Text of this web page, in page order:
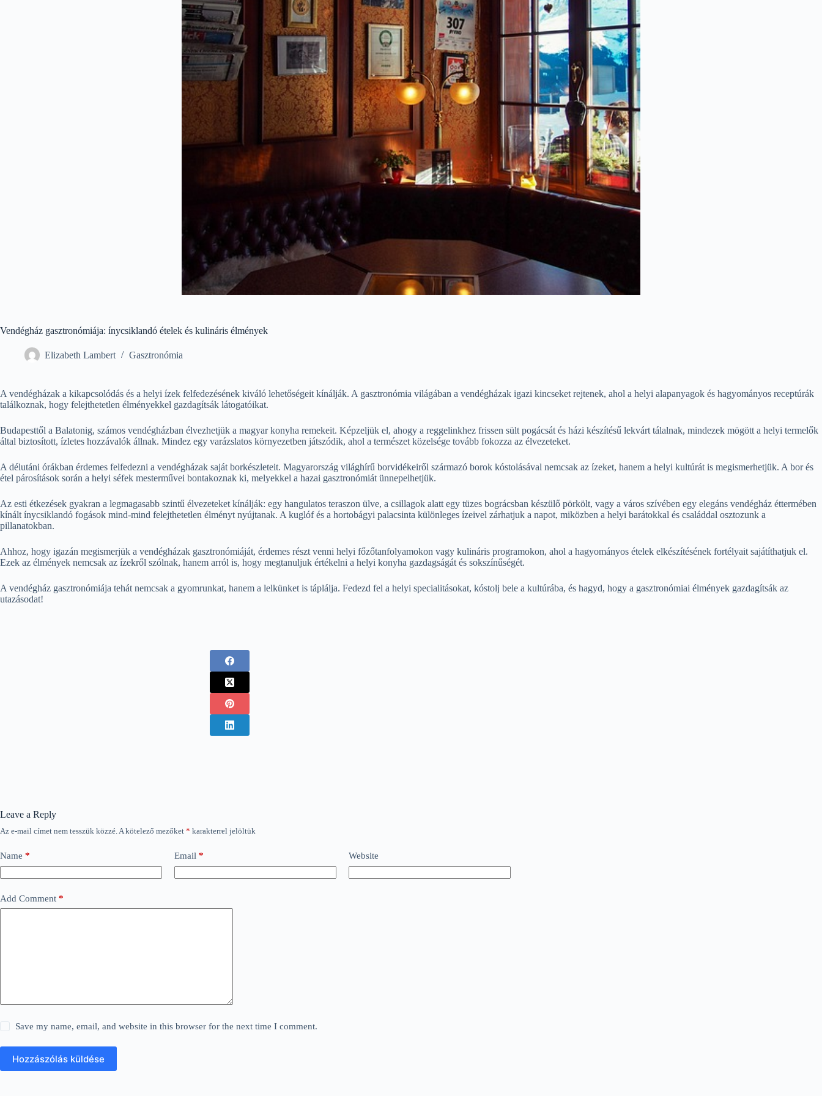
Vendégház gasztronómiája: ínycsiklandó ételek és kulináris élmények
Elizabeth Lambert Gasztronómia
A vendégházak a kikapcsolódás és a helyi ízek felfedezésének kiváló lehetőségeit kínálják. A gasztronómia világában a vendégházak igazi kincseket rejtenek, ahol a helyi alapanyagok és hagyományos receptúrák
találkoznak, hogy felejthetetlen élményekkel gazdagítsák látogatóikat.
Budapesttől a Balatonig, számos vendégházban élvezhetjük a magyar konyha remekeit. Képzeljük el, ahogy a reggelinkhez frissen sült pogácsát és házi készítésű lekvárt tálalnak, mindezek mögött a helyi termelők
által biztosított, ízletes hozzávalók állnak. Mindez egy varázslatos környezetben játszódik, ahol a természet közelsége tovább fokozza az élvezeteket.
A délutáni órákban érdemes felfedezni a vendégházak saját borkészleteit. Magyarország világhírű borvidékeiről származó borok kóstolásával nemcsak az ízeket, hanem a helyi kultúrát is megismerhetjük. A bor és
étel párosítások során a helyi séfek mesterművei bontakoznak ki, melyekkel a hazai gasztronómiát ünnepelhetjük.
Az esti étkezések gyakran a legmagasabb szintű élvezeteket kínálják: egy hangulatos teraszon ülve, a csillagok alatt egy tüzes bográcsban készülő pörkölt, vagy a város szívében egy elegáns vendégház éttermében
kínált ínycsiklandó fogások mind-mind felejthetetlen élményt nyújtanak. A kuglóf és a hortobágyi palacsinta különleges ízeivel zárhatjuk a napot, miközben a helyi barátokkal és családdal osztozunk a
pillanatokban.
Ahhoz, hogy igazán megismerjük a vendégházak gasztronómiáját, érdemes részt venni helyi főzőtanfolyamokon vagy kulináris programokon, ahol a hagyományos ételek elkészítésének fortélyait sajátíthatjuk el.
Ezek az élmények nemcsak az ízekről szólnak, hanem arról is, hogy megtanuljuk értékelni a helyi konyha gazdagságát és sokszínűségét.
A vendégház gasztronómiája tehát nemcsak a gyomrunkat, hanem a lelkünket is táplálja. Fedezd fel a helyi specialitásokat, kóstolj bele a kultúrába, és hagyd, hogy a gasztronómiai élmények gazdagítsák az
utazásodat!
Leave a Reply
Az e-mail címet nem tesszük közzé.A kötelező mezőket * karakterrel jelöltük
Name * Email * Website
Add Comment *
Save my name, email, and website in this browser for the next time I comment.
Hozzászólás küldése